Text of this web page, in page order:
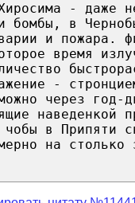
- даже
бомбы, в
и пожара.
время
-
через год-
наведенкой
в Припяти
на столько